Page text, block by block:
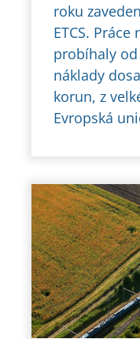
roku
ETCS.
probíhaly od
náklady
korun, z
Evropská